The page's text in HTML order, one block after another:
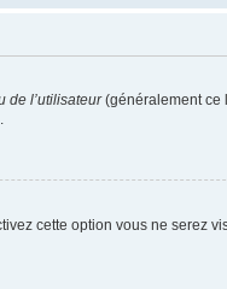
de l’utilisateur(généralement ce
cette option vous ne serez